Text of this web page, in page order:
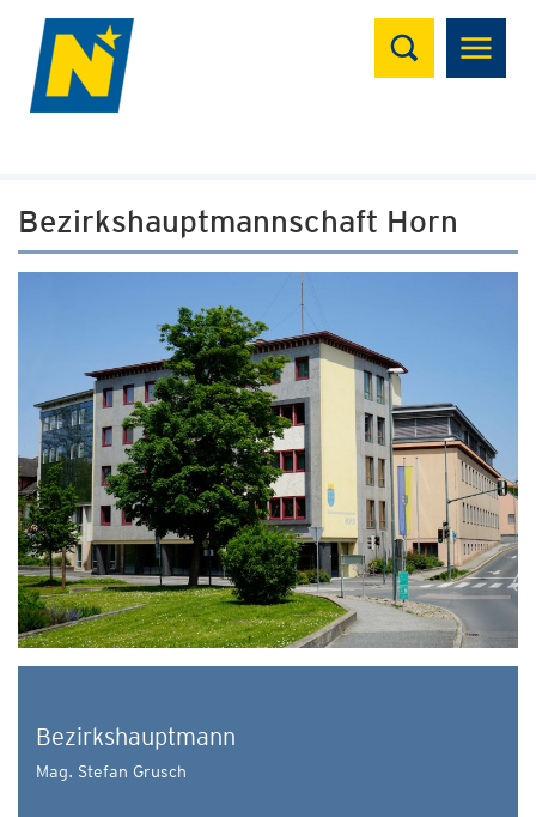
Suchen
Bezirkshauptmannschaft Horn
Bezirkshauptmann
Mag. Stefan Grusch